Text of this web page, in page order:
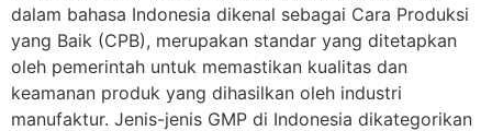
dalam bahasa Indonesia dikenal sebagai Cara Produksi
yang Baik (CPB), merupakan standar yang ditetapkan
oleh pemerintah untuk memastikan kualitas dan
keamanan produk yang dihasilkan oleh industri
manufaktur. Jenis-jenis GMP di Indonesia dikategorikan